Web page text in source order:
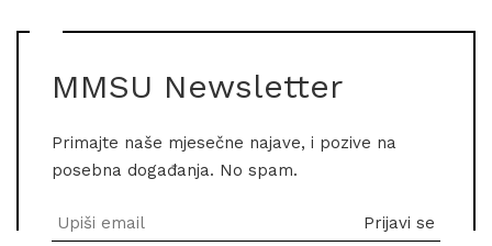
MMSU Newsletter
Primajte naše mjesečne najave, i pozive na
posebna događanja. No spam.